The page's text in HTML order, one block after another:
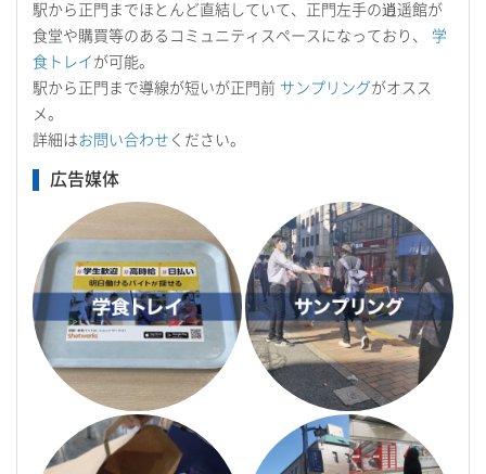
駅から正門までほとんど直結していて、正門左手の逍遥館が
食堂や購買等のあるコミュニティスペースになっており、
学
食トレイが可能。
駅から正門まで導線が短いが正門前 サンプリングがオスス
メ。
詳細はお問い合わせ ください。
広告媒体